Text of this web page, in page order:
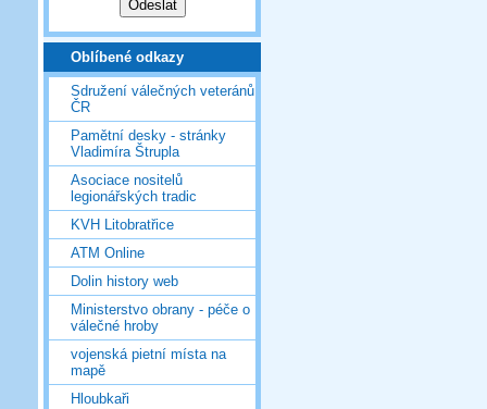
Oblíbené odkazy
Sdružení válečných veteránů
ČR
Pamětní desky - stránky
Vladimíra Štrupla
Asociace nositelů
legionářských tradic
KVH Litobratřice
ATM Online
Dolin history web
Ministerstvo obrany - péče o
válečné hroby
vojenská pietní místa na
mapě
Hloubkaři